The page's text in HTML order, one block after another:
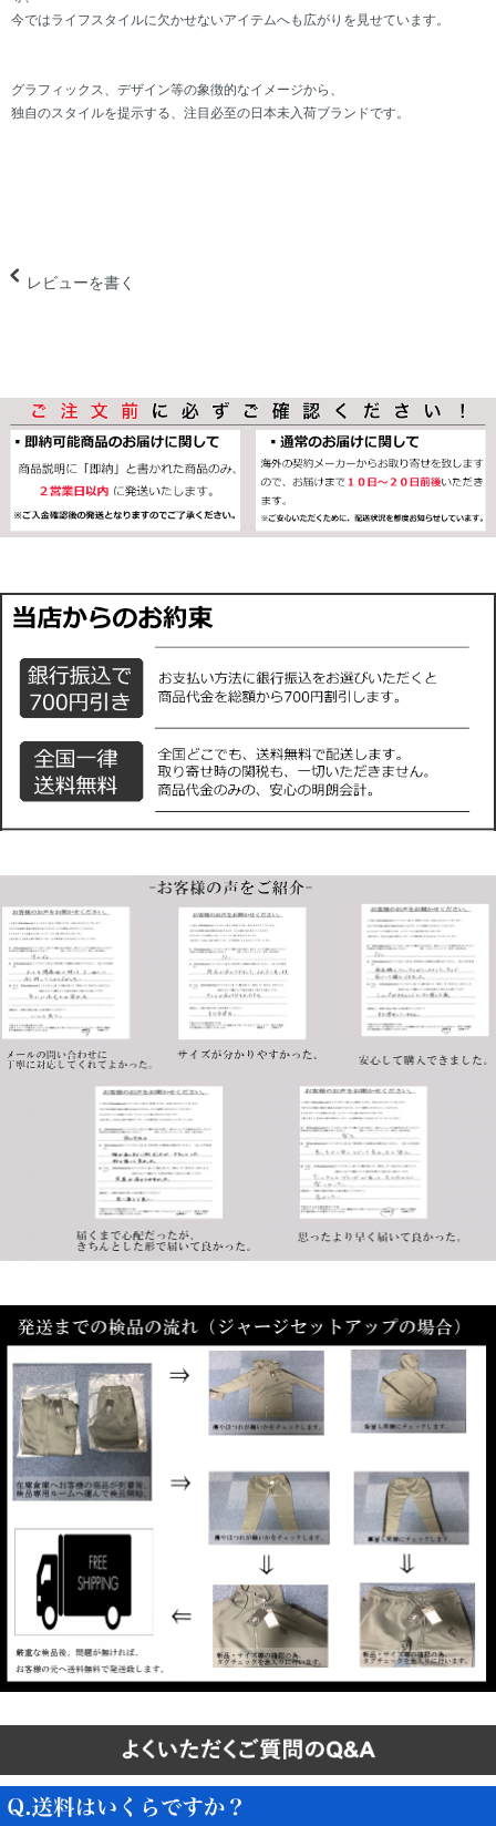
今ではライフスタイルに欠かせないアイテムへも広がりを見せています。
グラフィックス、デザイン等の象徴的なイメージから、
独自のスタイルを提示する、注目必至の日本未入荷ブランドです。
レビューを書く